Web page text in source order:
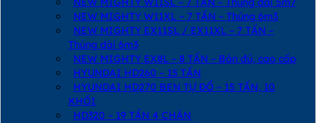
NEW MIGHTY W11XL – 7 TẤN – Thùng 6m3
NEW MIGHTY EX11SL / EX11XL – 7 TẤN –
Thùng dài 6m3
NEW MIGHTY EX8L – 8 TẤN – Bản đủ, cao cấp
HYUNDAI HD260 – 15 TẤN
HYUNDAI HD270 BEN TỰ ĐỔ – 15 TẤN, 10
KHỐI
HD320 – 19 TẤN 4 CHÂN